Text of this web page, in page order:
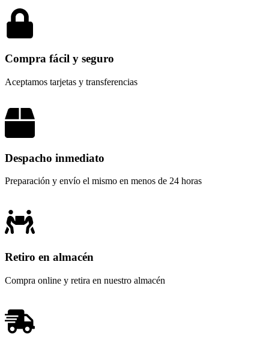
Compra fácil y seguro
Aceptamos tarjetas y transferencias
Despacho inmediato
Preparación y envío el mismo en menos de 24 horas
Retiro en almacén
Compra online y retira en nuestro almacén